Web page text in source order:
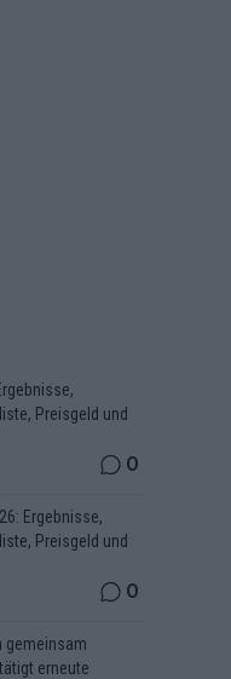
Preisgeld und
0
Ergebnisse,
Preisgeld und
0
gemeinsam
erneute